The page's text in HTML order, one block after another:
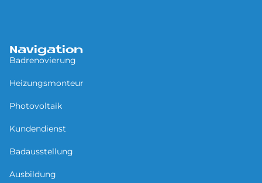
Navigation
Badrenovierung
Heizungsmonteur
Photovoltaik
Kundendienst
Badausstellung
Ausbildung